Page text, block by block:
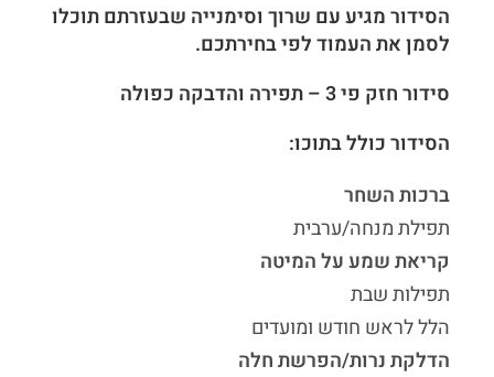
הסידור מגיע עם שרוך וסימנייה שבעזרתם תוכלו
לסמן את העמוד לפי בחירתכם.
סידור חזק פי 3 – תפירה והדבקה כפולה
הסידור כולל בתוכו:
ברכות השחר
תפילת מנחה/ערבית
קריאת שמע על המיטה
תפילות שבת
הלל לראש חודש ומועדים
הדלקת נרות/הפרשת חלה